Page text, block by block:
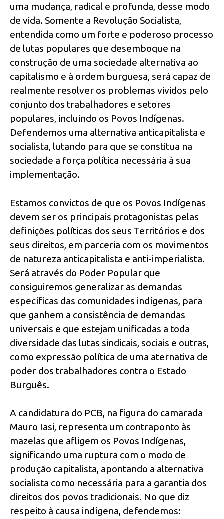
uma mudança, radical e profunda, desse modo
de vida. Somente a Revolução Socialista,
entendida como um forte e poderoso processo
de lutas populares que desemboque na
construção de uma sociedade alternativa ao
capitalismo e à ordem burguesa, será capaz de
realmente resolver os problemas vividos pelo
conjunto dos trabalhadores e setores
populares, incluindo os Povos Indígenas.
Defendemos uma alternativa anticapitalista e
socialista, lutando para que se constitua na
sociedade a força política necessária à sua
implementação.
Estamos convictos de que os Povos Indígenas
devem ser os principais protagonistas pelas
definições políticas dos seus Territórios e dos
seus direitos, em parceria com os movimentos
de natureza anticapitalista e anti-imperialista.
Será através do Poder Popular que
consiguiremos generalizar as demandas
específicas das comunidades indígenas, para
que ganhem a consistência de demandas
universais e que estejam unificadas a toda
diversidade das lutas sindicais, sociais e outras,
como expressão política de uma aternativa de
poder dos trabalhadores contra o Estado
Burguês.
A candidatura do PCB, na figura do camarada
Mauro Iasi, representa um contraponto às
mazelas que afligem os Povos Indígenas,
significando uma ruptura com o modo de
produção capitalista, apontando a alternativa
socialista como necessária para a garantia dos
direitos dos povos tradicionais. No que diz
respeito à causa indígena, defendemos: